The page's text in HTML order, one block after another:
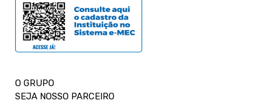
O GRUPO
SEJA NOSSO PARCEIRO